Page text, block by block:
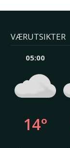
VÆRUTSIKTER
05:00
14°